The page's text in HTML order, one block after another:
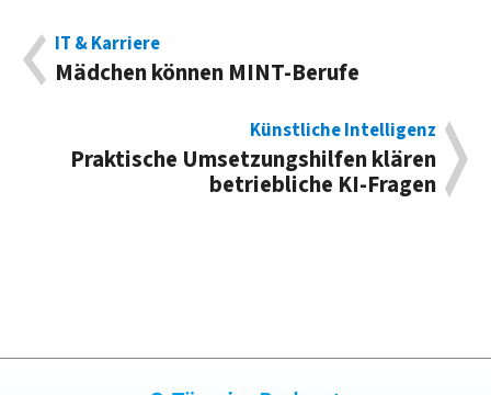
IT & Karriere
Mädchen können MINT-Berufe
Künstliche Intelligenz
Praktische Um­setzungs­hilfen klären
be­trieb­liche KI-Fragen